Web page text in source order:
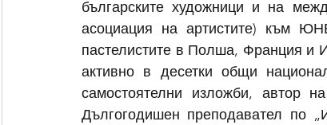
българските художници и на
асоциация на артистите) към
пастелистите в Полша, Франция и
активно в десетки общи
самостоятелни изложби, автор
Дългогодишен преподавател по